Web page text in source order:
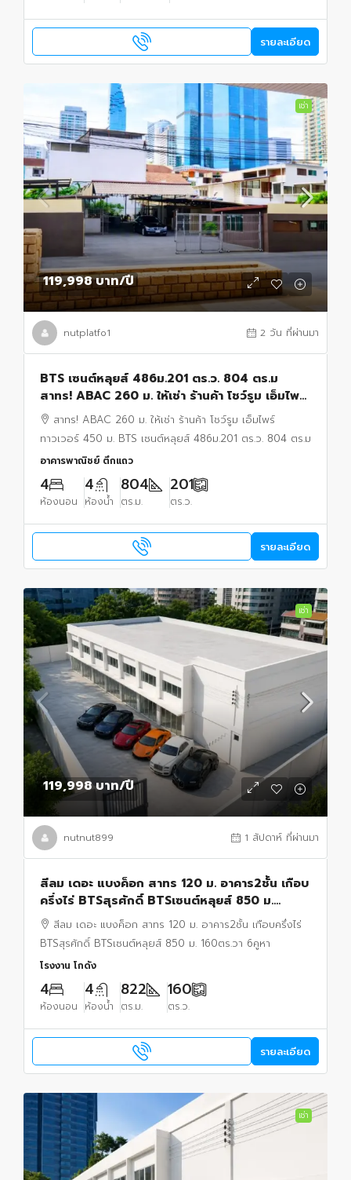
รายละเอียด
เช่า
119,998 บาท/ปี
nutplatfo1 2 วัน ที่ผ่านมา
BTS เซนต์หลุยส์ 486ม.201 ตร.ว. 804 ตร.ม
สาทร! ABAC 260 ม. ให้เช่า ร้านค้า โชว์รูม เอ็มไพร์
ทาวเวอร์ 450 ม.
สาทร! ABAC 260 ม. ให้เช่า ร้านค้า โชว์รูม เอ็มไพร์
ทาวเวอร์ 450 ม. BTS เซนต์หลุยส์ 486ม.201 ตร.ว. 804 ตร.ม
อาคารพาณิชย์ ตึกแถว
4
ห้องนอน
4
ห้องน้ำ
804
ตร.ม.
201
ตร.ว.
รายละเอียด
เช่า
119,998 บาท/ปี
nutnut899 1 สัปดาห์ ที่ผ่านมา
สีลม เดอะ แบงค็อก สาทร 120 ม. อาคาร2ชั้น เกือบ
ครึ่งไร่ BTSสุรศักดิ์ BTSเซนต์หลุยส์ 850 ม.
160ตร.วา 6คูหา 4นอน 4น้ำ จอดรถ8คัน
Showrooms
สีลม เดอะ แบงค็อก สาทร 120 ม. อาคาร2ชั้น เกือบครึ่งไร่
BTSสุรศักดิ์ BTSเซนต์หลุยส์ 850 ม. 160ตร.วา 6คูหา
โรงงาน โกดัง
4
ห้องนอน
4
ห้องน้ำ
822
ตร.ม.
160
ตร.ว.
รายละเอียด
เช่า